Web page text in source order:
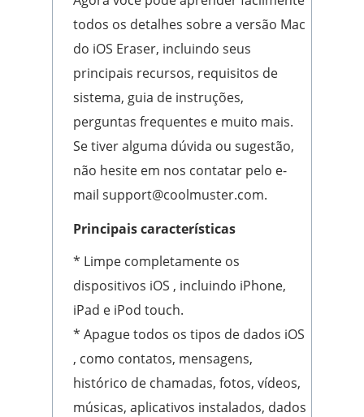
todos os detalhes sobre a versão Mac
do iOS Eraser, incluindo seus
principais recursos, requisitos de
sistema, guia de instruções,
perguntas frequentes e muito mais.
Se tiver alguma dúvida ou sugestão,
não hesite em nos contatar pelo e-
mail support@coolmuster.com.
Principais características
* Limpe completamente os
dispositivos iOS , incluindo iPhone,
iPad e iPod touch.
* Apague todos os tipos de dados iOS
, como contatos, mensagens,
histórico de chamadas, fotos, vídeos,
músicas, aplicativos instalados, dados